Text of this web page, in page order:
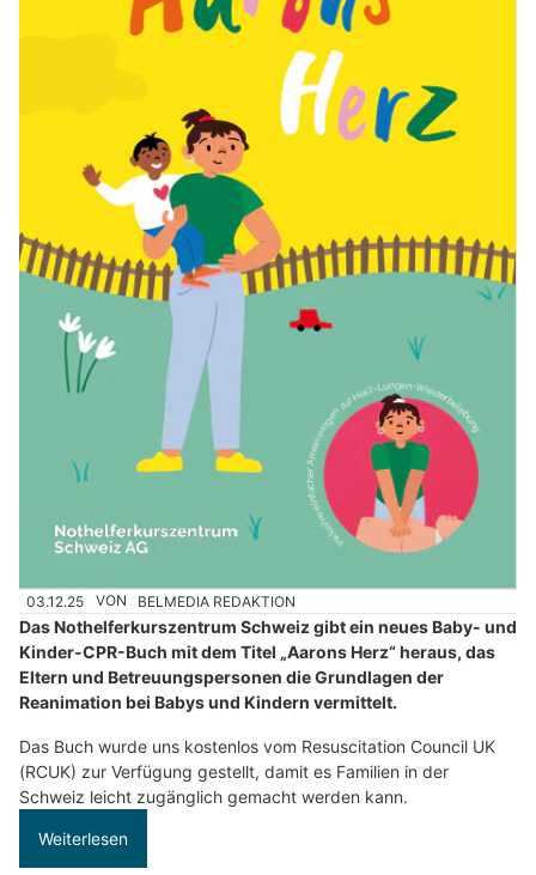
03.12.25 VON BELMEDIA REDAKTION
Das Nothelferkurszentrum Schweiz gibt ein neues Baby- und
Kinder-CPR-Buch mit dem Titel „Aarons Herz“ heraus, das
Eltern und Betreuungspersonen die Grundlagen der
Reanimation bei Babys und Kindern vermittelt.
Das Buch wurde uns kostenlos vom Resuscitation Council UK
(RCUK) zur Verfügung gestellt, damit es Familien in der
Schweiz leicht zugänglich gemacht werden kann.
Weiterlesen